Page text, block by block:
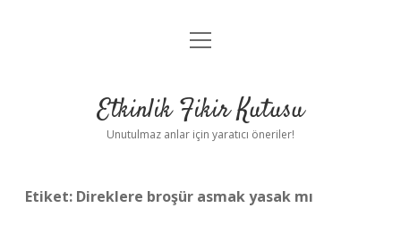
Anasayfa
Yasal Uyarı
menüyü
Etkinlik Fikir Kutusu
Unutulmaz anlar için yaratıcı öneriler!
Etiket: Direklere broşür asmak yasak mı